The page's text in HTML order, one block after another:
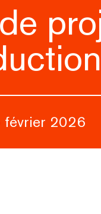
février 2026